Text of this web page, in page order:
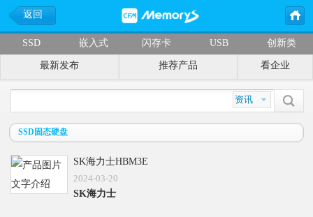
返回
SSD 嵌入式 闪存卡 USB 创新类
最新发布 推荐产品 看企业
SSD固态硬盘
SK海力士HBM3E
2024-03-20
SK海力士